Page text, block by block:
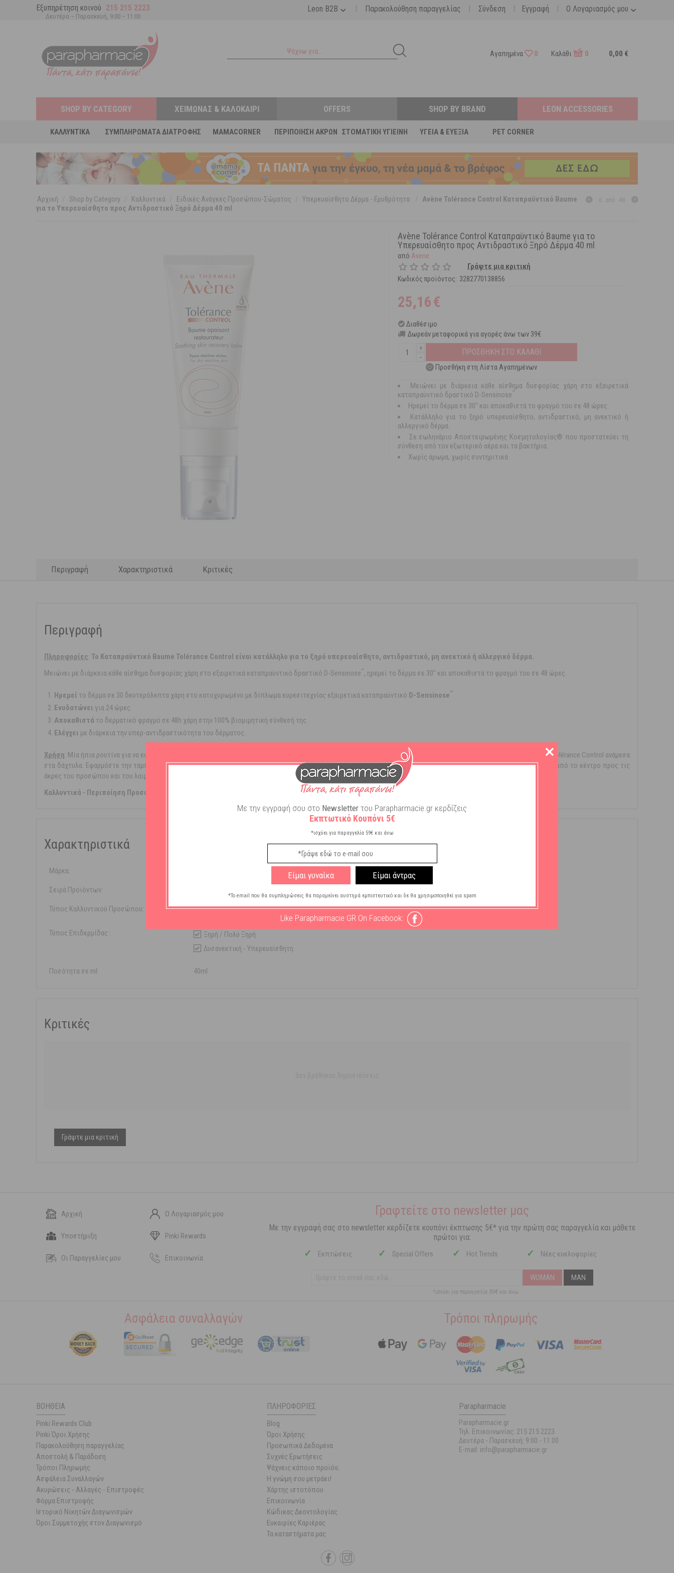
Εξυπηρέτηση κοινού 215 215 2223
Δευτέρα – Παρασκευή, 9:00 – 11:00
Ο Λογαριασμός μου
Leon B2B | Παρακολούθηση παραγγελίας | Σύνδεση | Εγγραφή |
Αγαπημένα 0 Καλάθι 0 0,00 €
SHOP BY CATEGORY
ΚΑΛΛΥΝΤΙΚΆ ΣΥΜΠΛΗΡΏΜΑΤΑ ΔΙΑΤΡΟΦΉΣ MAMACORNER ΠΕΡΙΠΟΊΗΣΗ ΆΚΡΩΝ ΣΤΟΜΑΤΙΚΉ ΥΓΙΕΙΝΉ ΥΓΕΊΑ & ΕΥΕΞΊΑ PET CORNER
ΧΕΙΜΏΝΑΣ & ΚΑΛΟΚΑΊΡΙ OFFERS SHOP BY BRAND LEON ACCESSORIES
Αρχική Shop by Category Καλλυντικά Ειδικές Ανάγκες Προσώπου-Σώματος Υπερευαίσθητο Δέρμα - Ερυθρότητα
Avène Tolérance Control Καταπραϋντικό Baume
για το Υπερευαίσθητο προς Αντιδραστικό Ξηρό Δέρμα 40 ml
Avène Tolérance Control Καταπραϋντικό Baume για το
Υπερευαίσθητο προς Αντιδραστικό Ξηρό Δέρμα 40 ml
από Avene
Γράψτε μια κριτική
Κωδικός προϊόντος: 3282770138856
25,16€
Διαθέσιμο
Δωρεάν μεταφορικά για αγορές άνω των 39€
+
−
ΠΡΟΣΘΗΚΗ ΣΤΟ ΚΑΛΑΘΙ
Προσθήκη στη Λίστα Αγαπημένων
Μειώνει με διάρκεια κάθε αίσθημα δυσφορίας χάρη στο εξαιρετικά
καταπραϋντικό δραστικό D-Sensinose™
Ηρεμεί το δέρμα σε 30'' και αποκαθιστά το φραγμό του σε 48 ώρες.
Κατάλληλο για το ξηρό υπερευαίσθητο, αντιδραστικό, μη ανεκτικό ή
αλλεργικό δέρμα.
Σε σωληνάριο Αποστειρωμένης Κοσμητολογίας® που προστατεύει τη
σύνθεση από τον εξωτερικό αέρα και τα βακτήρια.
Χωρίς άρωμα, χωρίς συντηριτικά
Περιγραφή Χαρακτηριστικά Κριτικές
Περιγραφή
Πληροφoρίες: To Καταπραϋντικό Baume Tolérance Control είναι κατάλληλο για το ξηρό υπερευαίσθητο, αντιδραστικό, μη ανεκτικό ή αλλεργικό δέρμα.
Μειώνει με διάρκεια κάθε αίσθημα δυσφορίας χάρη στο εξαιρετικά καταπραϋντικό δραστικό D-Sensinose™, ηρεμεί το δέρμα σε 30'' και αποκαθιστά το φραγμό του σε 48 ώρες.
Ηρεμεί το δέρμα σε 30 δευτερόλεπτα χάρη στο κατοχυρωμένο με δίπλωμα ευρεσιτεχνίας εξαιρετικά καταπραϋντικό D-Sensinose™
Ενυδατώνει για 24 ώρες.
Αποκαθιστά το δερματικό φραγμό σε 48h χάρη στην 100% βιομιμητική σύνθεσή της.
Ελέγχει με διάρκεια την υπερ-αντιδραστικότητα του δέρματος.
Xρήση: Μία ήπια ρουτίνα για να εφαρμόσετε την καταπραϋντική σας φροντίδα, χωρίς να ενεργοποιήσετε την αντιδραστικότητα του δέρματός σας. Εφαρμόστε το Baume Tolérance Control ανάμεσα
στα δάχτυλα. Εφαρμόστε την ταμποναριστά σε πρόσωπο και λαιμό. Βοηθήστε τη να εισχωρήσει στο δέρμα χρησιμοποιώντας τις άκρες των δαχτύλων και λειαίνοντας από το κέντρο προς τις
άκρες του προσώπου και του λαιμού.
Καλλυντικά - Περιποίηση Προσώπου
Χαρακτηριστικά
Μάρκα:
Σειρά Προϊόντων:
Τύπος Καλλυντικού Προσώπου: Baume- Βάλσαμο
Τύπος Επιδερμίδας :
Ξηρή / Πολύ Ξηρή
Δυσανεκτική - Υπερευαίσθητη
Ποσότητα σε ml: 40ml
Κριτικές
Γράψτε μια κριτική
Αρχική Ο Λογαριασμός μου
Υποστήριξη Pinki Rewards
Οι Παραγγελίες μου Επικοινωνία
Γραφτείτε στο newsletter μας
Με την εγγραφή σας στο newsletter κερδίζετε κουπόνι έκπτωσης 5€* για την πρώτη σας παραγγελία και μάθετε
πρώτοι για:
✓ Εκπτώσεις ✓ Special Offers ✓ Hot Trends ✓ Νέες κυκλοφορίες
WOMAN MAN
*ισχύει για παραγγελία 59€ και άνω
Ασφάλεια συναλλαγών Τρόποι πληρωμής
ΒΟΉΘΕΙΑ
Pinki Rewards Club
Pinki Όροι Χρήσης
Παρακολούθηση παραγγελίας
Αποστολή & Παράδοση
Τρόποι Πληρωμής
Ασφάλεια Συναλλαγών
Ακυρώσεις - Αλλαγές - Επιστροφές
Φόρμα Επιστροφής
Ιστορικό Νικητών Διαγωνισμών
Όροι Συμμετοχής στον Διαγωνισμό
ΠΛΗΡΟΦΟΡΊΕΣ
Blog
Όροι Χρήσης
Προσωπικά Δεδομένα
Συχνές Ερωτήσεις
Ψάχνεις κάποιο προϊόν;
Η γνώμη σου μετράει!
Χάρτης ιστοτόπου
Επικοινωνία
Κώδικας Δεοντολογίας
Ευκαιρίες Καριέρας
Τα καταστήματα μας
Parapharmacie
Parapharmacie.gr
Τηλ. Επικοινωνίας: 215 215 2223
Δευτέρα - Παρασκευή: 9:00 - 11:00
E-mail: info@parapharmacie.gr
Με την εγγραφή σου στο Newsletter του Parapharmacie.gr κερδίζεις
Εκπτωτικό Κουπόνι 5€
*ισχύει για παραγγελία 59€ και άνω
Είμαι γυναίκα Είμαι άντρας
*Το email που θα συμπληρώσεις θα παραμείνει αυστηρά εμπιστευτικό και δε θα χρησιμοποιηθεί για spam
Like Parapharmacie GR On Facebook: